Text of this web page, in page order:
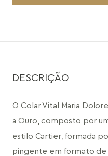
DESCRIÇÃO
O Colar Vital Maria
a Ouro, composto por
estilo Cartier, formada
pingente em formato de